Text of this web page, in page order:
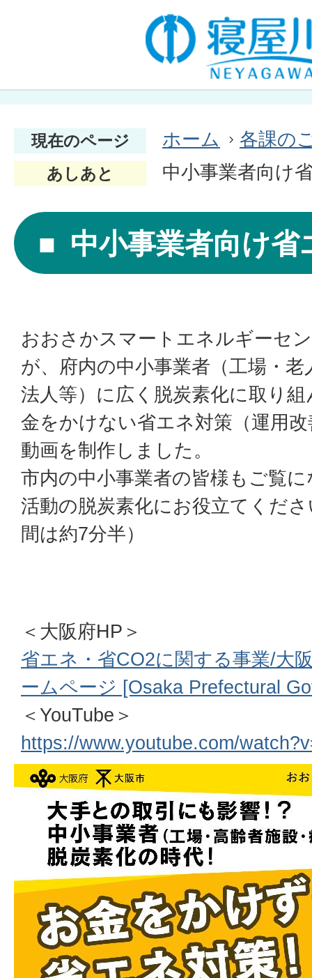
現在のページ ホーム 各課の
あしあと 中小事業者向け
中小事業者向け省
おおさかスマートエネルギーセ
が、府内の中小事業者（工場・
法人等）に広く脱炭素化に取り
金をかけない省エネ対策（運用
動画を制作しました。
市内の中小事業者の皆様もご覧
活動の脱炭素化にお役立てくだ
間は約7分半）
＜大阪府HP＞
省エネ・省CO2に関する事業/大
ームページ [Osaka Prefectural
＜YouTube＞
https://www.youtube.com/